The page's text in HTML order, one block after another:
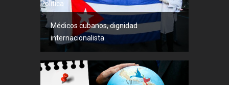
Política
Médicos cubanos, dignidad
internacionalista